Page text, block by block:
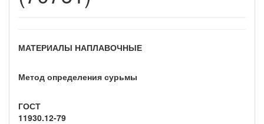
МАТЕРИАЛЫ НАПЛАВОЧНЫЕ
Метод определения сурьмы
ГОСТ
11930.12-79